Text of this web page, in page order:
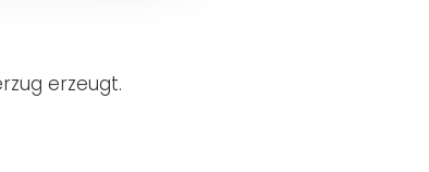
erzeugt.